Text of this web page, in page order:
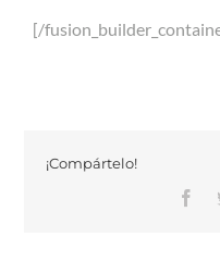
[/
¡Compártelo!